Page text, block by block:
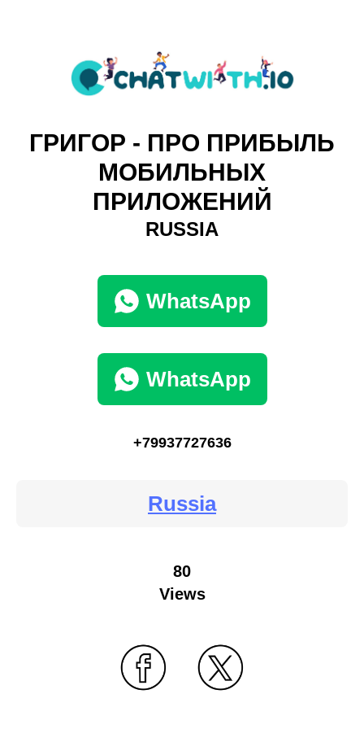
ГРИГОР - ПРО ПРИБЫЛЬ
МОБИЛЬНЫХ
ПРИЛОЖЕНИЙ
RUSSIA
WhatsApp
WhatsApp
+79937727636
Russia
80
Views